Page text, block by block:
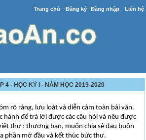
Trang chủ Đăng ký Đăng nhập Liên hệ
4 - HỌC KỲ I - NĂM HỌC 2019-2020
rõ ràng, lưu loát và diễn cảm toàn bài văn.
hành để trả lời được các câu hỏi và nêu được
thư : thương bạn, muốn chia sẻ đau buồn
phần mở đầu và kết thúc bức thư.